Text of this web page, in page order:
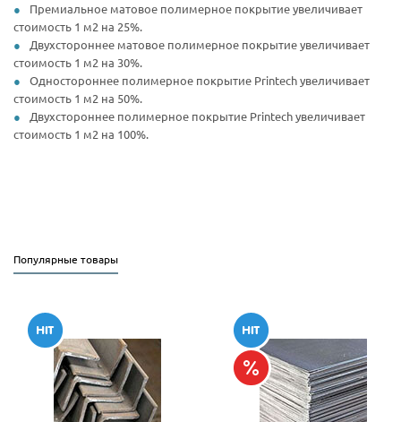
Премиальное матовое полимерное покрытие увеличивает
стоимость 1 м2 на 25%.
Двухстороннее матовое полимерное покрытие увеличивает
стоимость 1 м2 на 30%.
Одностороннее полимерное покрытие Printech увеличивает
стоимость 1 м2 на 50%.
Двухстороннее полимерное покрытие Printech увеличивает
стоимость 1 м2 на 100%.
Популярные товары